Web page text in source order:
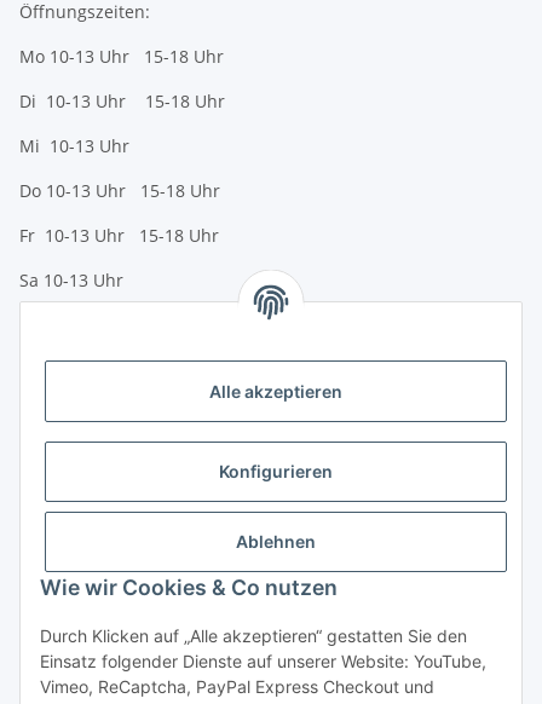
Alle akzeptieren
Konfigurieren
Ablehnen
Wie wir Cookies & Co nutzen
Durch Klicken auf „Alle akzeptieren“ gestatten Sie den
Einsatz folgender Dienste auf unserer Website: YouTube,
Vimeo, ReCaptcha, PayPal Express Checkout und
Öffnungszeiten:
Mo 10-13 Uhr 15-18 Uhr
Di 10-13 Uhr 15-18 Uhr
Mi 10-13 Uhr
Do 10-13 Uhr 15-18 Uhr
Fr 10-13 Uhr 15-18 Uhr
Sa 10-13 Uhr
Vorkasse (per Bank-Überweisung)
Sofortüberweisung
Rechnungskauf
Gesetzliche Informationen
Informationen